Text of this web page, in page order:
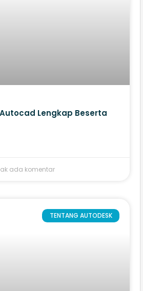
Lengkap​ Beserta
ada komentar
TENTANG AUTODESK